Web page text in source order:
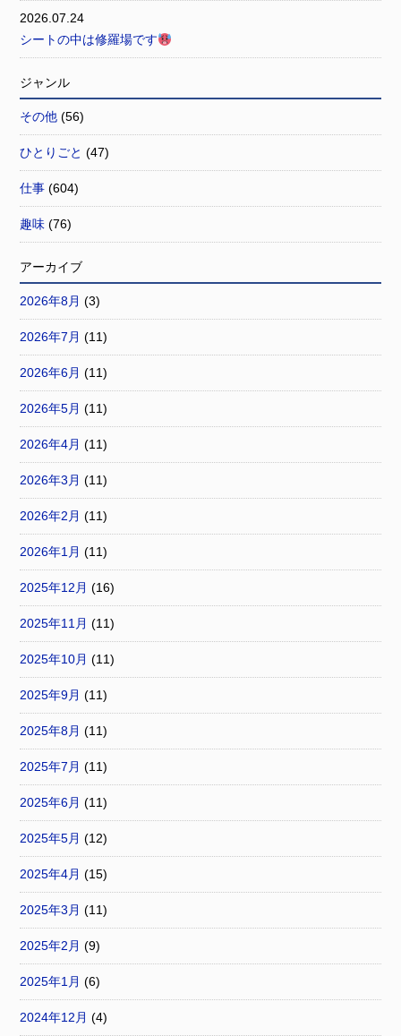
2026.07.24
シートの中は修羅場です
ジャンル
その他 (56)
ひとりごと (47)
仕事 (604)
趣味 (76)
アーカイブ
2026年8月 (3)
2026年7月 (11)
2026年6月 (11)
2026年5月 (11)
2026年4月 (11)
2026年3月 (11)
2026年2月 (11)
2026年1月 (11)
2025年12月 (16)
2025年11月 (11)
2025年10月 (11)
2025年9月 (11)
2025年8月 (11)
2025年7月 (11)
2025年6月 (11)
2025年5月 (12)
2025年4月 (15)
2025年3月 (11)
2025年2月 (9)
2025年1月 (6)
2024年12月 (4)